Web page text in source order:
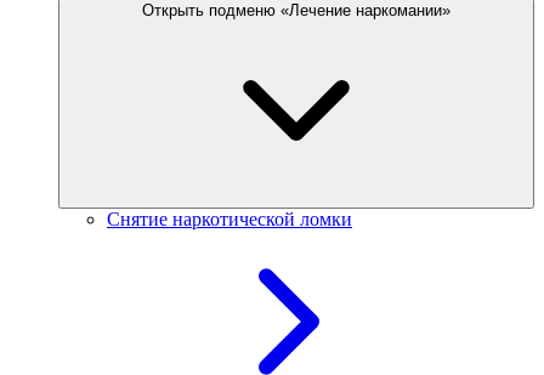
Открыть подменю «Лечение наркомании»
Снятие наркотической ломки